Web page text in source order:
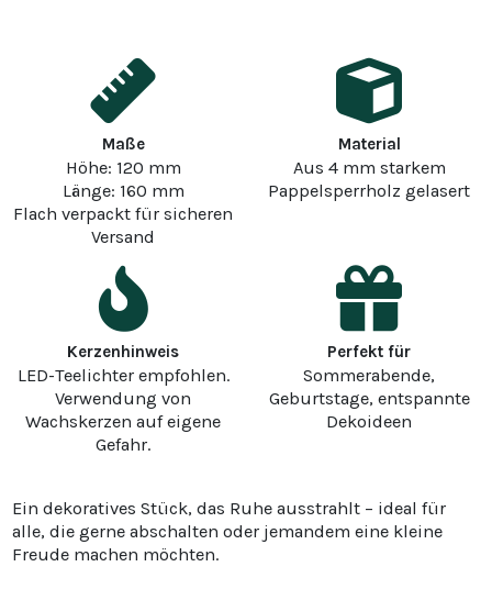
Maße
Höhe: 120 mm
Länge: 160 mm
Flach verpackt für sicheren
Versand
Material
Aus 4 mm starkem
Pappelsperrholz gelasert
Kerzenhinweis
LED-Teelichter empfohlen.
Verwendung von
Wachskerzen auf eigene
Gefahr.
Perfekt für
Sommerabende,
Geburtstage, entspannte
Dekoideen
Ein dekoratives Stück, das Ruhe ausstrahlt – ideal für
alle, die gerne abschalten oder jemandem eine kleine
Freude machen möchten.